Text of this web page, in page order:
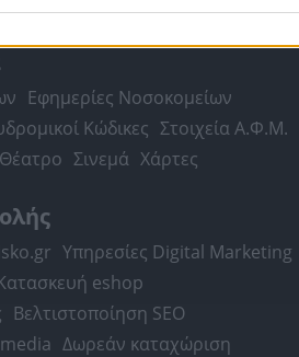
Εφημερίες Νοσοκομείων
Κώδικες Στοιχεία Α.Φ.Μ.
Θέατρο Σινεμά Χάρτες
Υπηρεσίες Digital Marketing
eshop
Βελτιστοποίηση SEO
Δωρεάν καταχώριση